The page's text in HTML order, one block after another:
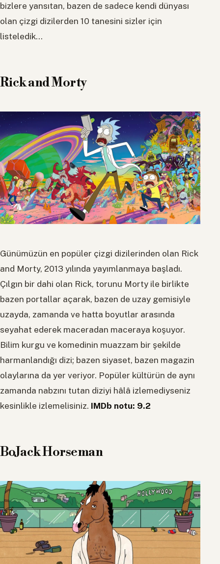
bizlere yansıtan, bazen de sadece kendi dünyası
olan çizgi dizilerden 10 tanesini sizler için
listeledik…
Rick and Morty
Günümüzün en popüler çizgi dizilerinden olan Rick
and Morty, 2013 yılında yayımlanmaya başladı.
Çılgın bir dahi olan Rick, torunu Morty ile birlikte
bazen portallar açarak, bazen de uzay gemisiyle
uzayda, zamanda ve hatta boyutlar arasında
seyahat ederek maceradan maceraya koşuyor.
Bilim kurgu ve komedinin muazzam bir şekilde
harmanlandığı dizi; bazen siyaset, bazen magazin
olaylarına da yer veriyor. Popüler kültürün de aynı
zamanda nabzını tutan diziyi hâlâ izlemediyseniz
kesinlikle izlemelisiniz. IMDb notu: 9.2
BoJack Horseman